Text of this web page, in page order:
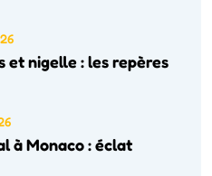
et nigelle : les repères
à Monaco : éclat